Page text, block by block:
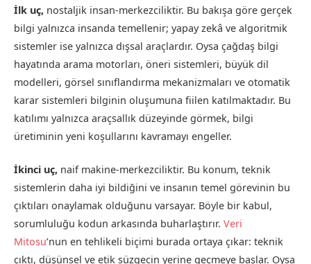
İlk uç, nostaljik insan-merkezciliktir. Bu bakışa göre gerçek
bilgi yalnızca insanda temellenir; yapay zekâ ve algoritmik
sistemler ise yalnızca dışsal araçlardır. Oysa çağdaş bilgi
hayatında arama motorları, öneri sistemleri, büyük dil
modelleri, görsel sınıflandırma mekanizmaları ve otomatik
karar sistemleri bilginin oluşumuna fiilen katılmaktadır. Bu
katılımı yalnızca araçsallık düzeyinde görmek, bilgi
üretiminin yeni koşullarını kavramayı engeller.
İkinci uç, naif makine-merkezciliktir. Bu konum, teknik
sistemlerin daha iyi bildiğini ve insanın temel görevinin bu
çıktıları onaylamak olduğunu varsayar. Böyle bir kabul,
sorumluluğu kodun arkasında buharlaştırır. Veri
Mitosu’nun en tehlikeli biçimi burada ortaya çıkar: teknik
çıktı, düşünsel ve etik süzgecin yerine geçmeye başlar. Oysa